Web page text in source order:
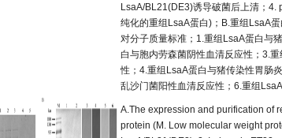
LsaA/BL21(DE3)诱导破菌后上清；
纯化的重组LsaA蛋白)；B.重组LsaA
对分子质量标准；1.重组LsaA蛋白与
白与胞内劳森菌阴性血清反应性；3.
性；4.重组LsaA蛋白与猪传染性胃肠
乱沙门菌阳性血清反应性；6.重组
A.The expression and purification of
protein (M. Low molecular weight